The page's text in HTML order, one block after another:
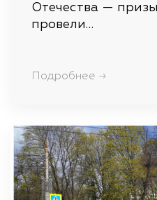
Отечества —
провели…
Подробнее →